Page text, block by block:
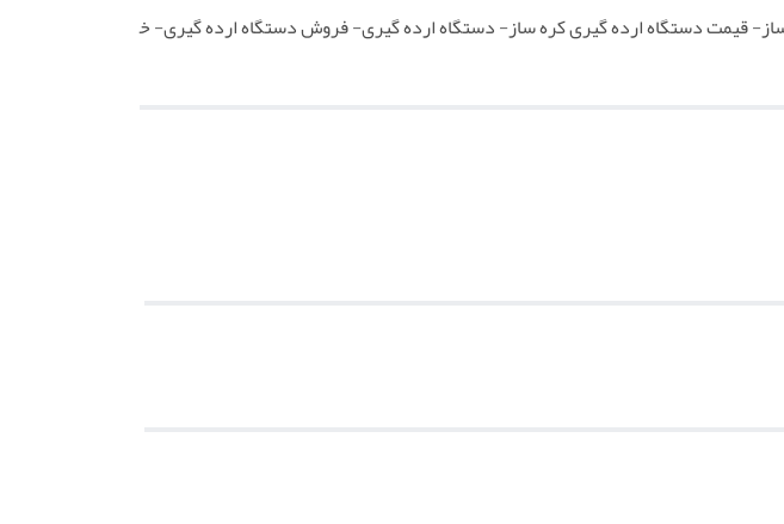
قیمت دستگاه ارده گیری کره ساز- دستگاه ارده گیری- فروش دستگاه ارده گیری- خ